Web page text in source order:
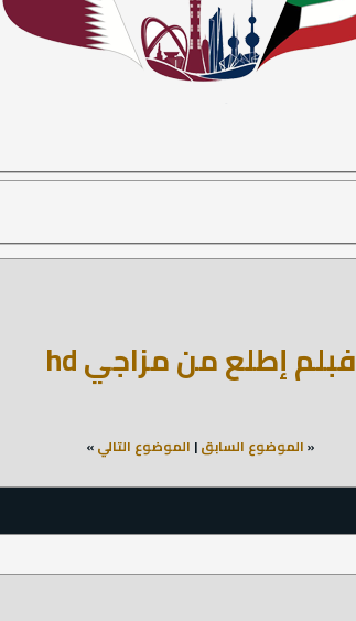
فبلم إطلع من مزاجي hd
«الموضوع السابق| الموضوع التالي»